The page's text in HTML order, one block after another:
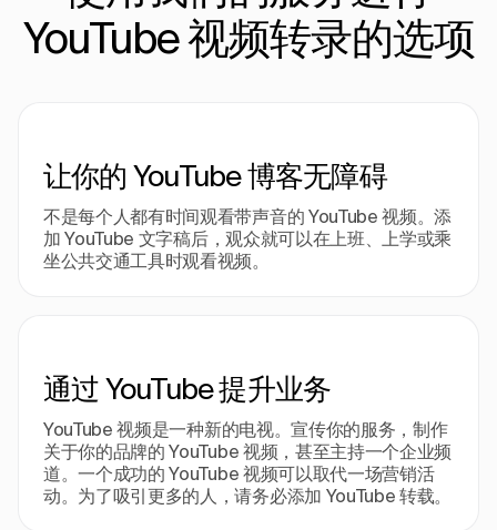
YouTube 视频转录的选项
让你的 YouTube 博客无障碍
不是每个人都有时间观看带声音的 YouTube 视频。添
加 YouTube 文字稿后，观众就可以在上班、上学或乘
坐公共交通工具时观看视频。
通过 YouTube 提升业务
YouTube 视频是一种新的电视。宣传你的服务，制作
关于你的品牌的 YouTube 视频，甚至主持一个企业频
道。一个成功的 YouTube 视频可以取代一场营销活
动。为了吸引更多的人，请务必添加 YouTube 转载。